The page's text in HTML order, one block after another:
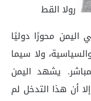
رولا القط
اليمن محورًا دوليًا
ولا سيما
يشهد اليمن
أن هذا التدخل لم